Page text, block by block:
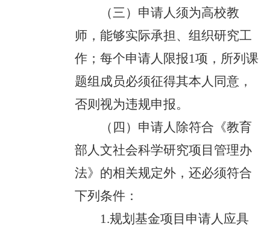
（三）申请人须为高校教
师，能够实际承担、组织研究工
作；每个申请人限报1项，所列课
题组成员必须征得其本人同意，
否则视为违规申报。
（四）申请人除符合《教育
部人文社会科学研究项目管理办
法》的相关规定外，还必须符合
下列条件：
1.规划基金项目申请人应具